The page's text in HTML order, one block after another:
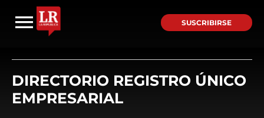
SUSCRIBIRSE
DIRECTORIO REGISTRO ÚNICO
EMPRESARIAL